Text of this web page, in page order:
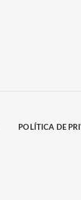
POLÍTICA DE